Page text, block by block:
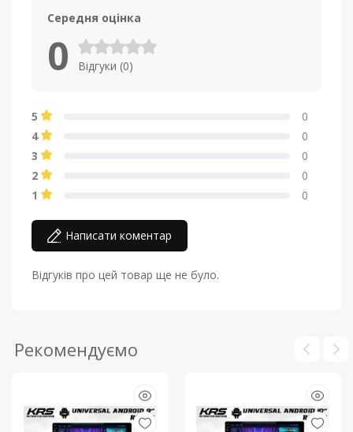
Середня оцінка
0 Відгуки (0)
5
0
4
0
3
0
2
0
1
0
Написати коментар
Відгуків про цей товар ще не було.
Рекомендуємо